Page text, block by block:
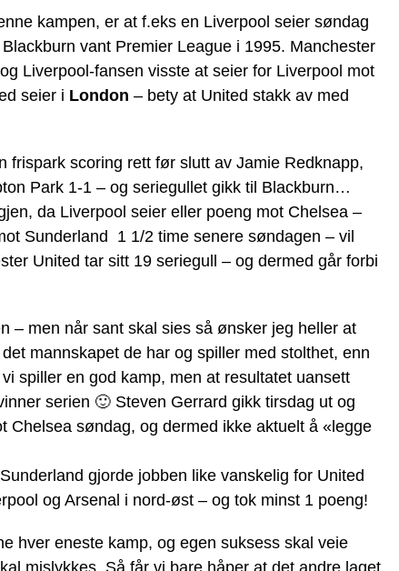
kampen, er at f.eks en Liverpool seier søndag
vant Premier League i 1995. Manchester
Liverpool-fansen visste at seier for Liverpool mot
seier i London – bety at United stakk av med
frispark scoring rett før slutt av Jamie Redknapp,
Park 1-1 – og seriegullet gikk til Blackburn…
da Liverpool seier eller poeng mot Chelsea –
Sunderland 1 1/2 time senere søndagen – vil
United tar sitt 19 seriegull – og dermed går forbi
– men når sant skal sies så ønsker jeg heller at
mannskapet de har og spiller med stolthet, enn
spiller en god kamp, men at resultatet uansett
serien 🙂 Steven Gerrard gikk tirsdag ut og
Chelsea søndag, og dermed ikke aktuelt å «legge
gjorde jobben like vanskelig for United
og Arsenal i nord-øst – og tok minst 1 poeng!
hver eneste kamp, og egen suksess skal veie
mislykkes. Så får vi bare håper at det andre laget